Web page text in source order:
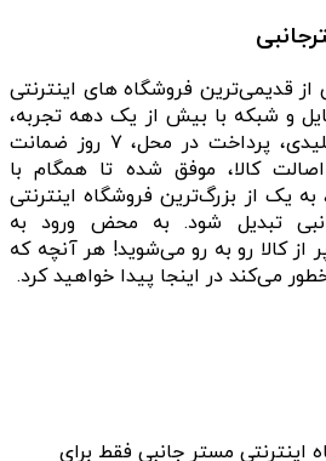
قدیمی‌ترین فروشگاه های اینترنتی
و شبکه با بیش از یک دهه تجربه،
با پایبندی به سه اصل کلیدی، پرداخت در محل، ۷ روز ضمانت
کالا، موفق شده تا همگام با
یک از بزرگ‌ترین فروشگاه اینترنتی
تبدیل شود. به محض ورود به
از کالا رو به رو می‌شوید! هر آنچه که
می‌کند در اینجا پیدا خواهید کرد.
اینترنتی مستر جانبی فقط برای